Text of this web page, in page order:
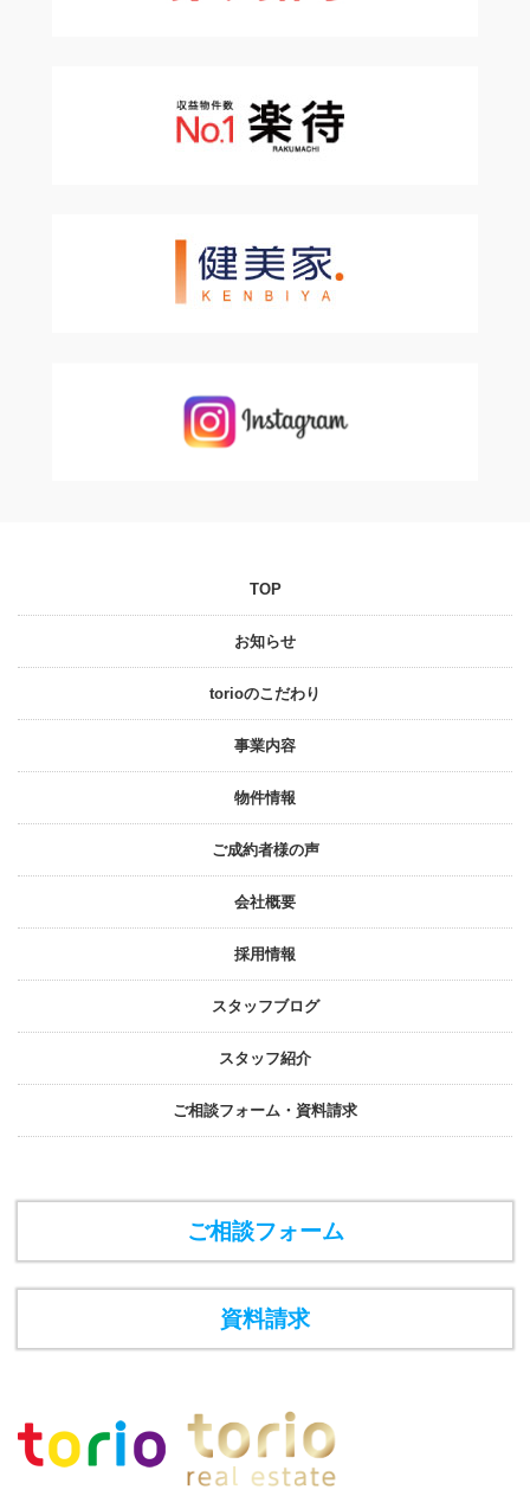
TOP
お知らせ
torioのこだわり
事業内容
物件情報
ご成約者様の声
会社概要
採⽤情報
スタッフブログ
スタッフ紹介
ご相談フォーム・資料請求
ご相談フォーム
資料請求